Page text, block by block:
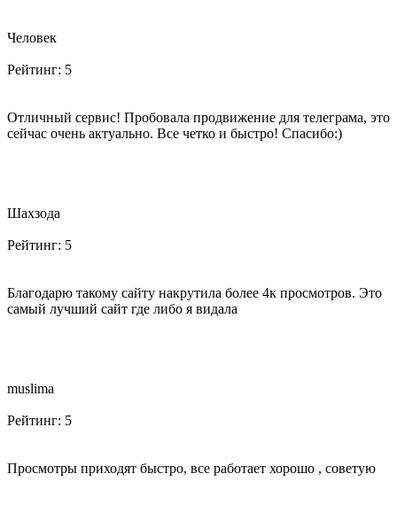
Человек
Рейтинг: 5
Отличный сервис! Пробовала продвижение для телеграма, это
сейчас очень актуально. Все четко и быстро! Спасибо:)
Шахзода
Рейтинг: 5
Благодарю такому сайту накрутила более 4к просмотров. Это
самый лучший сайт где либо я видала
muslima
Рейтинг: 5
Просмотры приходят быстро, все работает хорошо , советую